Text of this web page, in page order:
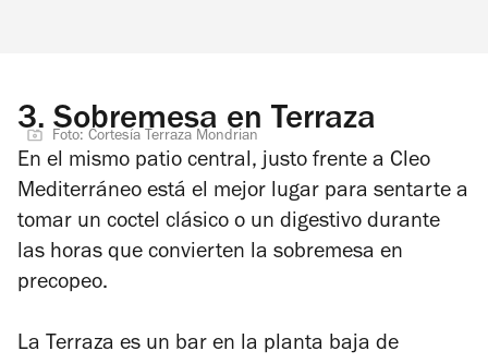
3. Sobremesa en Terraza
Foto: Cortesía Terraza Mondrian
En el mismo patio central, justo frente a Cleo
Mediterráneo está el mejor lugar para sentarte a
tomar un coctel clásico o un digestivo durante
las horas que convierten la sobremesa en
precopeo.
La Terraza es un bar en la planta baja de